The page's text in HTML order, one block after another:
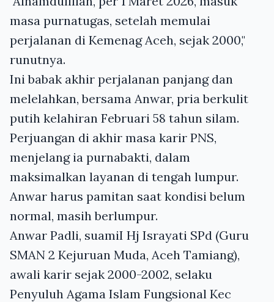
masa purnatugas, setelah memulai
perjalanan di Kemenag Aceh, sejak 2000,"
runutnya.
Ini babak akhir perjalanan panjang dan
melelahkan, bersama Anwar, pria berkulit
putih kelahiran Februari 58 tahun silam.
Perjuangan di akhir masa karir PNS,
menjelang ia purnabakti, dalam
maksimalkan layanan di tengah lumpur.
Anwar harus pamitan saat kondisi belum
normal, masih berlumpur.
Anwar Padli, suamiI Hj Israyati SPd (Guru
SMAN 2 Kejuruan Muda, Aceh Tamiang),
awali karir sejak 2000-2002, selaku
Penyuluh Agama Islam Fungsional Kec